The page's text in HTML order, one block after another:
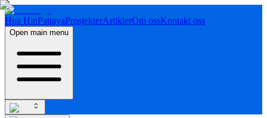
Hua HinPattayaProsjekterArtiklerOm ossKontakt oss
Open main menu